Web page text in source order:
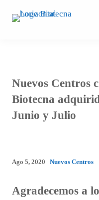
Nuevos Centros
Biotecna
Junio y Julio
Ago 5, 2020 Nuevos Centros
Agradecemos a